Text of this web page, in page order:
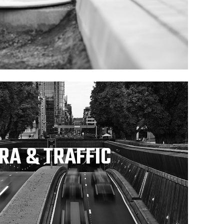
& TRAFFIC